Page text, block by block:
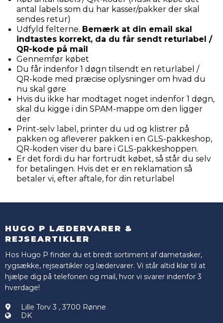
antal labels som du har kasser/pakker der skal
sendes retur)
Udfyld felterne. Bemærk at din email skal
indtastes korrekt, da du får sendt returlabel /
QR-kode på mail
Gennemfør købet
Du får indenfor 1 døgn tilsendt en returlabel /
QR-kode med præcise oplysninger om hvad du
nu skal gøre
Hvis du ikke har modtaget noget indenfor 1 døgn,
skal du kigge i din SPAM-mappe om den ligger
der
Print-selv label, printer du ud og klistrer på
pakken og afleverer pakken i en GLS-pakkeshop,
QR-koden viser du bare i GLS-pakkeshoppen.
Er det fordi du har fortrudt købet, så står du selv
for betalingen. Hvis det er en reklamation så
betaler vi, efter aftale, for din returlabel
HUGO P LÆDERVARER &
REJSEARTIKLER
Hos Hugo P finder du et bredt sortiment af dametasker,
rygsække, rejseartikler og lædervarer. Vi står altid klar til at
hjælpe dig på telefonen og mail, hvor vi svarer indenfor 3
hverdage!
Lille Torv 3 ,3700 Rønne
DK